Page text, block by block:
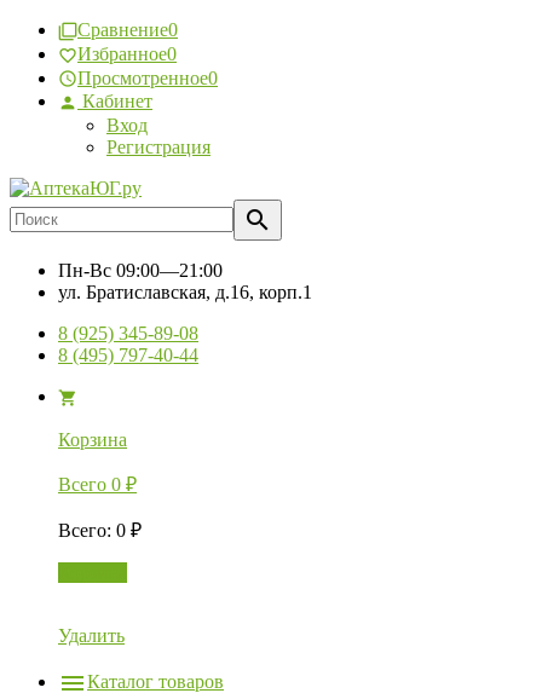
Сравнение0
Избранное0
Просмотренное0
Кабинет
Вход
Регистрация
Пн-Вс 09:00—21:00
ул. Братиславская, д.16, корп.1
8 (925) 345-89-08
8 (495) 797-40-44
Корзина
Всего 0 ₽
Всего: 0 ₽
Удалить
Каталог товаров